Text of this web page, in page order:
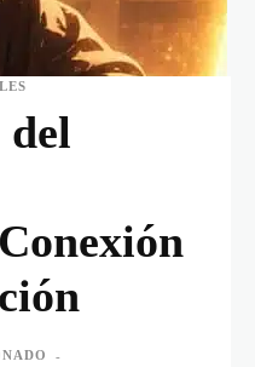
del
-